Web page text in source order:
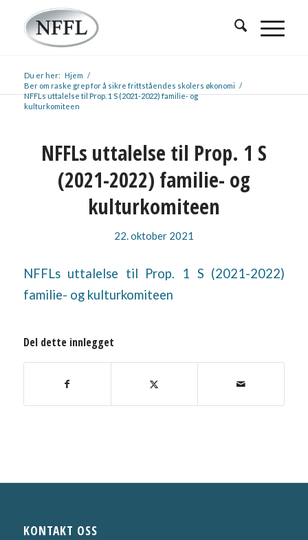
Du er her: Hjem /
Ber om raske grep for å sikre frittståendes skolers økonomi /
NFFLs uttalelse til Prop. 1 S (2021-2022) familie- og
kulturkomiteen
NFFLs uttalelse til Prop. 1 S
(2021-2022) familie- og
kulturkomiteen
22. oktober 2021
NFFLs uttalelse til Prop. 1 S (2021-2022)
familie- og kulturkomiteen
Del dette innlegget
KONTAKT OSS